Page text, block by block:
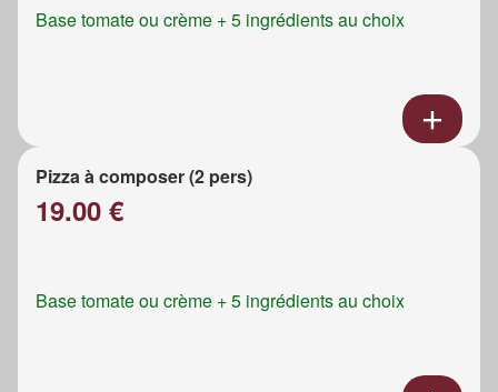
Base tomate ou crème + 5 ingrédients au choix
Pizza à composer (2 pers)
19.00 €
Base tomate ou crème + 5 ingrédients au choix